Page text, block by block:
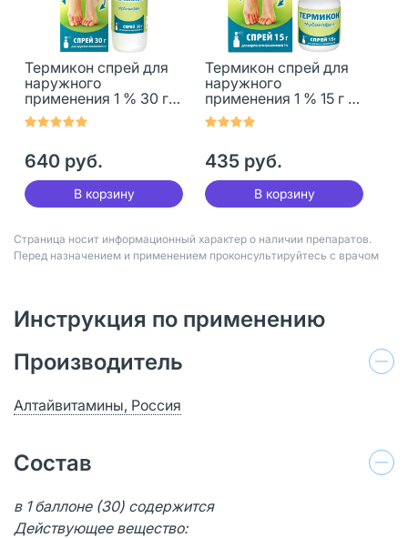
Термикон спрей для
наружного
применения 1 % 30 г 1
шт
640 руб.
В корзину
Термикон спрей для
наружного
применения 1 % 15 г 1
шт
435 руб.
В корзину
Страница носит информационный характер о наличии препаратов.
Перед назначением и применением проконсультируйтесь с врачом
Инструкция по применению
Производитель
Алтайвитамины, Россия
Состав
в 1 баллоне (30) содержится
Действующее вещество: